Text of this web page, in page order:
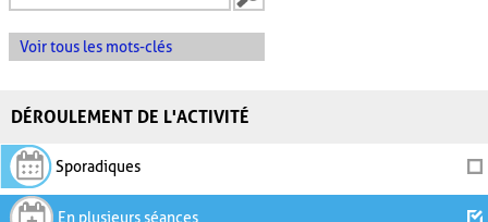
Voir tous les mots-clés
DÉROULEMENT DE L'ACTIVITÉ
Sporadiques
En plusieurs séances